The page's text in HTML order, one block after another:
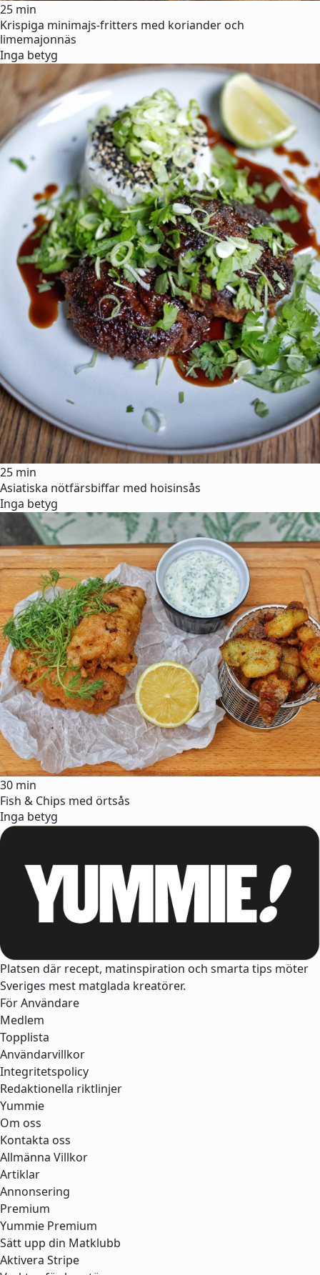
25 min
Krispiga minimajs-fritters med koriander och
limemajonnäs
Inga betyg
25 min
Asiatiska nötfärsbiffar med hoisinsås
Inga betyg
30 min
Fish & Chips med örtsås
Inga betyg
Platsen där recept, matinspiration och smarta tips möter
Sveriges mest matglada kreatörer.
För Användare
Medlem
Topplista
Användarvillkor
Integritetspolicy
Redaktionella riktlinjer
Yummie
Om oss
Kontakta oss
Allmänna Villkor
Artiklar
Annonsering
Premium
Yummie Premium
Sätt upp din Matklubb
Aktivera Stripe